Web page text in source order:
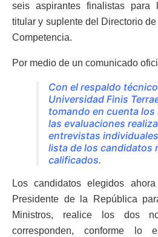
seis aspirantes finalistas para
titular y suplente del Directorio
Competencia.
Por medio de un comunicado
Con el respaldo
Universidad Finis
tomando en cuenta
las evaluaciones
entrevistas
lista de los candidatos
calificados.
Los candidatos elegidos
Presidente de la República
Ministros, realice los dos
corresponden, conforme lo